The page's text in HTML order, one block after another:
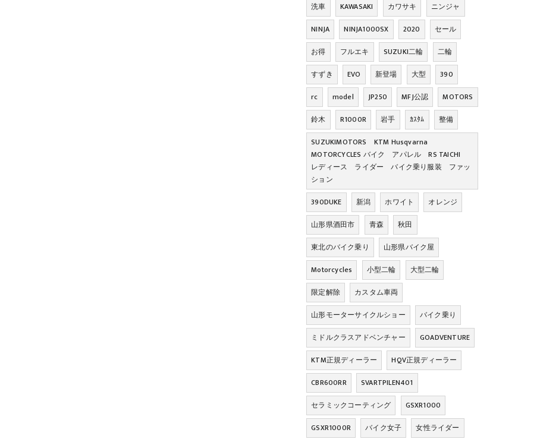
洗車
KAWASAKI カワサキ
ニンジャ
NINJA
NINJA1000SX 2020
セール
お得
フルエキ SUZUKI二輪
二輪
すずき
EVO 新登場 大型
390
rc
model JP250 MFJ公認
MOTORS
鈴木
R1000R 岩手 ｶｽﾀﾑ
整備
SUZUKIMOTORS KTM Husqvarna
MOTORCYCLES バイク アパレル RS TAICHI
レディース ライダー バイク乗り服装 ファッ
ション
390DUKE
新潟 ホワイト
オレンジ
山形県酒田市
青森
秋田
東北のバイク乗り
山形県バイク屋
Motorcycles
小型二輪
大型二輪
限定解除
カスタム車両
山形モーターサイクルショー
バイク乗り
ミドルクラスアドベンチャー
GOADVENTURE
KTM正規ディーラー
HQV正規ディーラー
CBR600RR
SVARTPILEN401
セラミックコーティング
GSXR1000
GSXR1000R
バイク女子 女性ライダー